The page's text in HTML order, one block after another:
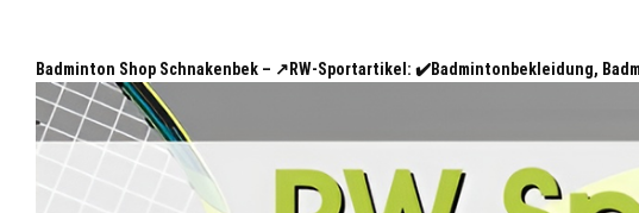
Badminton Shop Schnakenbek – ↗️RW-Sportartikel: ✔️Badmintonbekleidung,